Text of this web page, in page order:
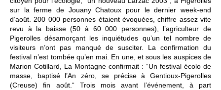
sur la ferme de Jouany Chatoux pour le dernier week-end
d’août. 200 000 personnes étaient évoquées, chiffre assez vite
revu à la baisse (50 à 60 000 personnes), l’agriculteur de
Pigerolles désamorçant les inquiétudes qu’un tel nombre de
visiteurs n’ont pas manqué de susciter. La confirmation du
festival n’est tombée qu’en mai. En une, et sous les auspices de
Marion Cotillard, La Montagne confirmait : “Un festival écolo de
masse, baptisé l’An zéro, se précise à Gentioux-Pigerolles
(Creuse) fin août.“ Trois mois avant l’événement, à part